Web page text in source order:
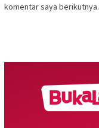
komentar saya berikutnya.